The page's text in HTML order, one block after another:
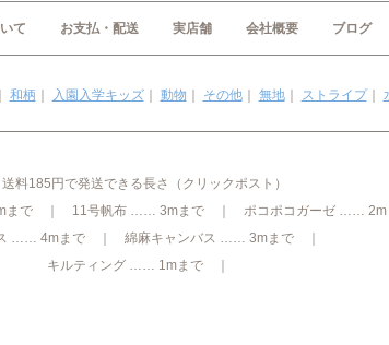
て お支払・配送 実店舗 会社概要 ブログ
和柄 入園入学キッズ｜ 動物 その他｜ 無地｜ ストライプ｜
送料185円で発送できる長さ（クリックポスト）
まで ｜ 11号帆布 …… 3mまで ｜ ポコポコガーゼ …… 2m
…… 4mまで ｜ 綿麻キャンバス …… 3mまで ｜
キルティング …… 1mまで ｜